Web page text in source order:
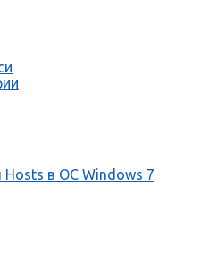
Hosts в ОС Windows 7